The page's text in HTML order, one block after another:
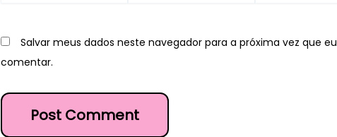
Salvar meus dados neste navegador para a próxima vez que eu
comentar.